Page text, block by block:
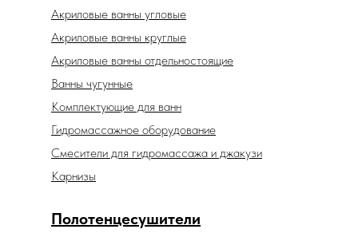
Акриловые ванны отдельностоящие
Акриловые ванны угловые
Акриловые ванны круглые
Ванны чугунные
Комплектующие для ванн
Гидромассажное оборудование
Смесители для гидромассажа и джакузи
Карнизы
Полотенцесушители